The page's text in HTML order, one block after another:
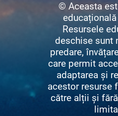
© Aceasta
Resursele
deschise sunt
predare,
care permit
adaptarea și
acestor resurse
către alții și